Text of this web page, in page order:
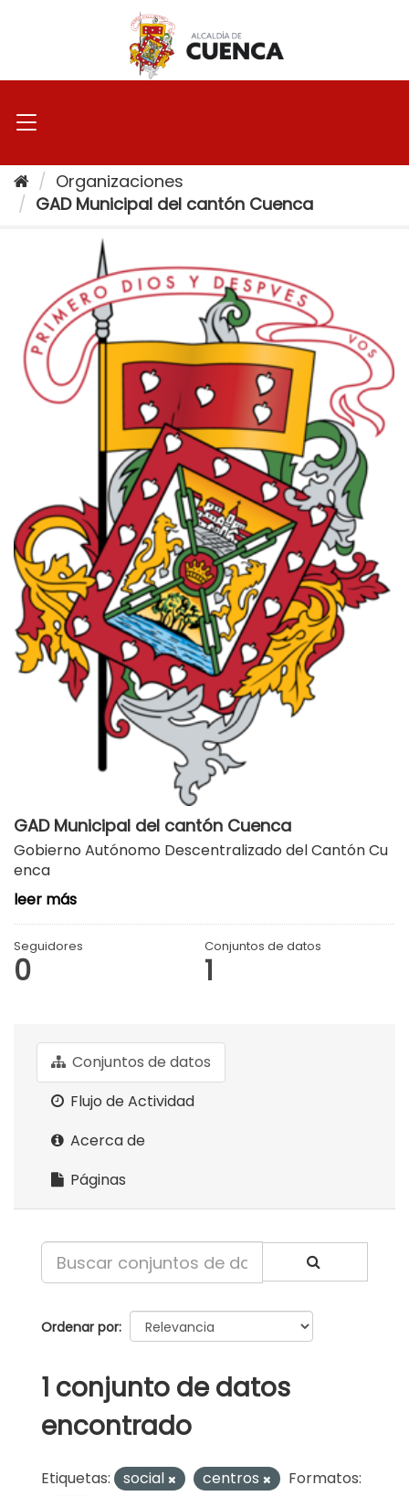
Organizaciones
GAD Municipal del cantón Cuenca
GAD Municipal del cantón Cuenca
Gobierno Autónomo Descentralizado del Cantón Cu
enca
leer más
Seguidores
0
Conjuntos de datos
1
Conjuntos de datos
Flujo de Actividad
Acerca de
Páginas
Ordenar por
1 conjunto de datos
encontrado
Etiquetas: social centros
Formatos: